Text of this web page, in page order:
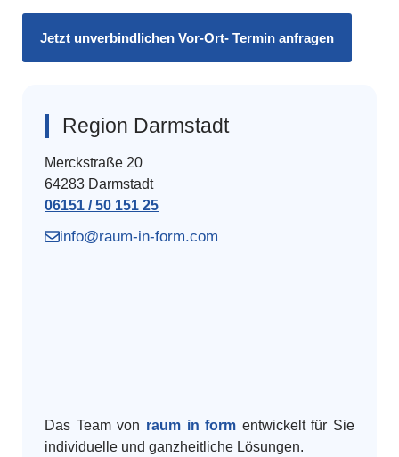
Jetzt unverbindlichen Vor-Ort- Termin anfragen
Region Darmstadt
Merckstraße 20
64283 Darmstadt
06151 / 50 151 25
info@raum-in-form.com
Das Team von raum in form entwickelt für Sie
individuelle und ganzheitliche Lösungen.